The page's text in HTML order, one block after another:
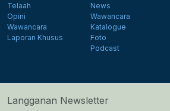
Telaah
Opini
Wawancara
Laporan Khusus
News
Wawancara
Katalogue
Foto
Podcast
Langganan Newsletter